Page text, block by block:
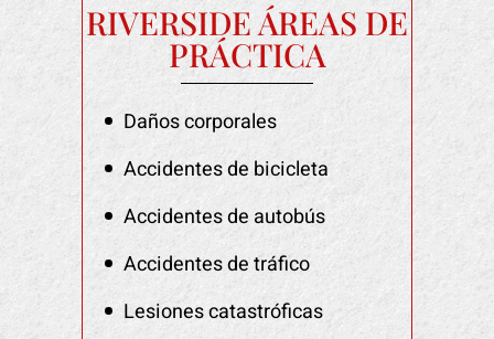
RIVERSIDE ÁREAS DE
PRÁCTICA
Daños corporales
Accidentes de bicicleta
Accidentes de autobús
Accidentes de tráfico
Lesiones catastróficas